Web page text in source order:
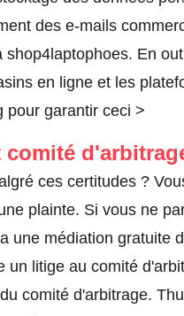
des e-mails
En
en ligne et les
pour garantir ceci >
ces certitudes ?
plainte. Si vous ne
une médiation gratuite
litige au comité
comité d'arbitrage.